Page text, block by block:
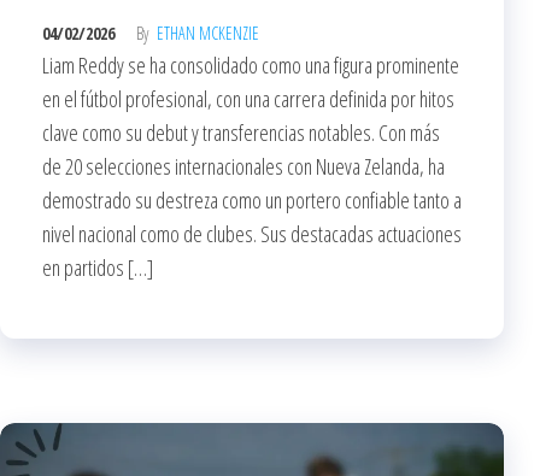
04/02/2026 By ETHAN MCKENZIE
Liam Reddy se ha consolidado como una figura prominente
en el fútbol profesional, con una carrera definida por hitos
clave como su debut y transferencias notables. Con más
de 20 selecciones internacionales con Nueva Zelanda, ha
demostrado su destreza como un portero confiable tanto a
nivel nacional como de clubes. Sus destacadas actuaciones
en partidos […]